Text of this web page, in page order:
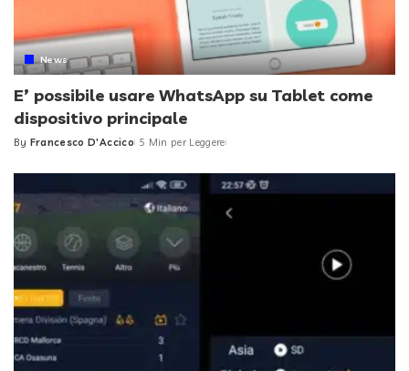
News
E’ possibile usare WhatsApp su Tablet come
dispositivo principale
Posted
By Francesco D'Accico 5 Min per Leggere